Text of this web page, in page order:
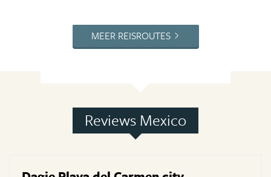
MEER REISROUTES
Reviews Mexico